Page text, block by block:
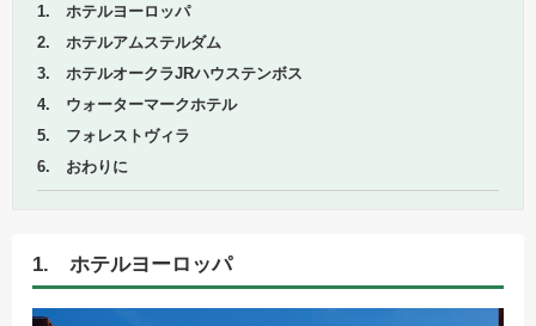
1. ホテルヨーロッパ
2. ホテルアムステルダム
3. ホテルオークラJRハウステンボス
4. ウォーターマークホテル
5. フォレストヴィラ
6. おわりに
1. ホテルヨーロッパ